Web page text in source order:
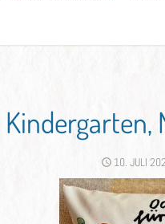
POSTED
10. JULI